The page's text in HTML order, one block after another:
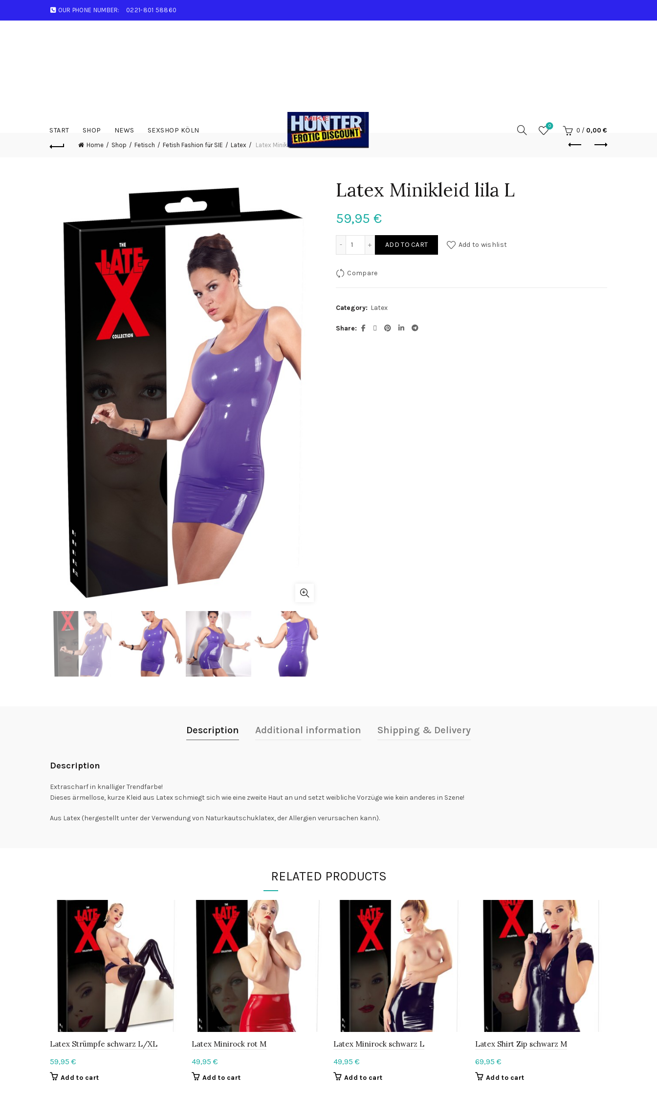
OUR PHONE NUMBER: 0221-801 58860
START SHOP NEWS SEXSHOP KÖLN
0
0 / 0,00 €
Home Shop Fetisch Fetish Fashion für SIE Latex Latex Minikleid lila L
Latex Minikleid lila L
59,95 €
ADD TO CART Add to wishlist
Compare
Category: Latex
Share
Description Additional information Shipping & Delivery
Description
Extrascharf in knalliger Trendfarbe!
Dieses ärmellose, kurze Kleid aus Latex schmiegt sich wie eine zweite Haut an und setzt weibliche Vorzüge wie kein anderes in Szene!
Aus Latex (hergestellt unter der Verwendung von Naturkautschuklatex, der Allergien verursachen kann).
RELATED PRODUCTS
Latex Strümpfe schwarz L/XL
59,95 €
Add to cart
Latex Minirock rot M
49,95 €
Add to cart
Latex Minirock schwarz L
49,95 €
Add to cart
Latex Shirt Zip schwarz M
69,95 €
Add to cart